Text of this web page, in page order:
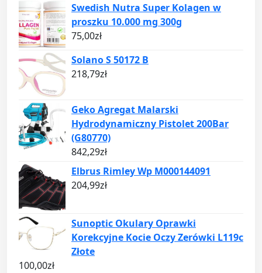
Swedish Nutra Super Kolagen w
proszku 10.000 mg 300g
75,00zł
Solano S 50172 B
218,79zł
Geko Agregat Malarski
Hydrodynamiczny Pistolet 200Bar
(G80770)
842,29zł
Elbrus Rimley Wp M000144091
204,99zł
Sunoptic Okulary Oprawki
Korekcyjne Kocie Oczy Zerówki L119c
Złote
100,00zł